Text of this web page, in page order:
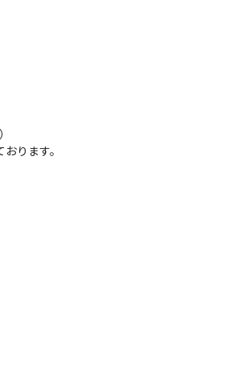
で実装できる部分とアドオン開発が必要
ム)の機能をローコードツールに置き換
ール実行登録/ユーザー毎の参照権限設
発を行います。
して0→1の開発を行っている
ベストプラクティスに従い導入を行います
互に知見を共有して成⻑していく雰囲気
ります。